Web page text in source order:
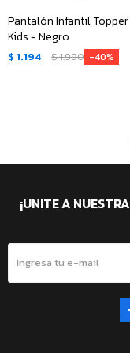
Pantalón Infantil
Kids - Negro
$ 1.194 $1.990 40
¡UNITE A